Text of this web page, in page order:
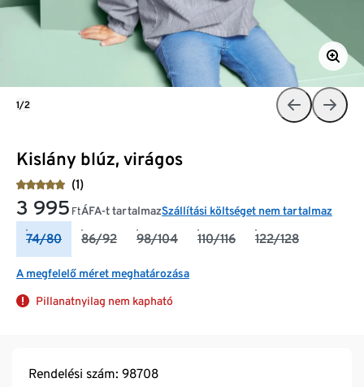
Kislány blúz, virágos
(1)
3 995 FtÁFA-t tartalmazSzállítási költséget nem tartalmaz
74/80 86/92 98/104 110/116 122/128
A megfelelő méret meghatározása
Pillanatnyilag nem kapható
1/2
Rendelési szám: 98708